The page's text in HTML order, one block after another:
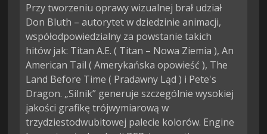
Przy tworzeniu oprawy wizualnej brał udział
Don Bluth – autorytet w dziedzinie animacji,
współodpowiedzialny za powstanie takich
hitów jak: Titan A.E. ( Titan – Nowa Ziemia ), An
American Tail ( Amerykańska opowieść ), The
Land Before Time ( Pradawny Ląd ) i Pete's
Dragon. „Silnik” generuje szczególnie wysokiej
jakości grafikę trójwymiarową w
trzydziestodwubitowej palecie kolorów. Engine